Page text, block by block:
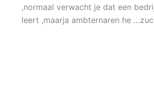
,normaal verwacht je dat een
leert ,maarja ambternaren he